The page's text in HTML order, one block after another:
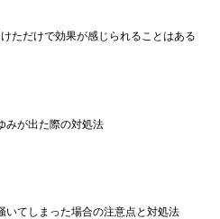
ただけで効果が感じられることはある
みが出た際の対処法
いてしまった場合の注意点と対処法